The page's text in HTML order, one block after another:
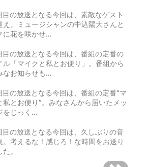
の放送となる今回は、素敵なゲスト
え。ミュージシャンの中込陽大さんと
に花を咲かせ…
の放送となる今回は、番組の定番の
ル「マイクと私とお便り」。番組から
なお知らせも…
の放送となる今回は、番組の定番“マ
私とお便り”。みなさんから届いたメッ
をじっく…
の放送となる今回は、久しぶりの音
。考えるな！感じろ！な時間をお送り
。